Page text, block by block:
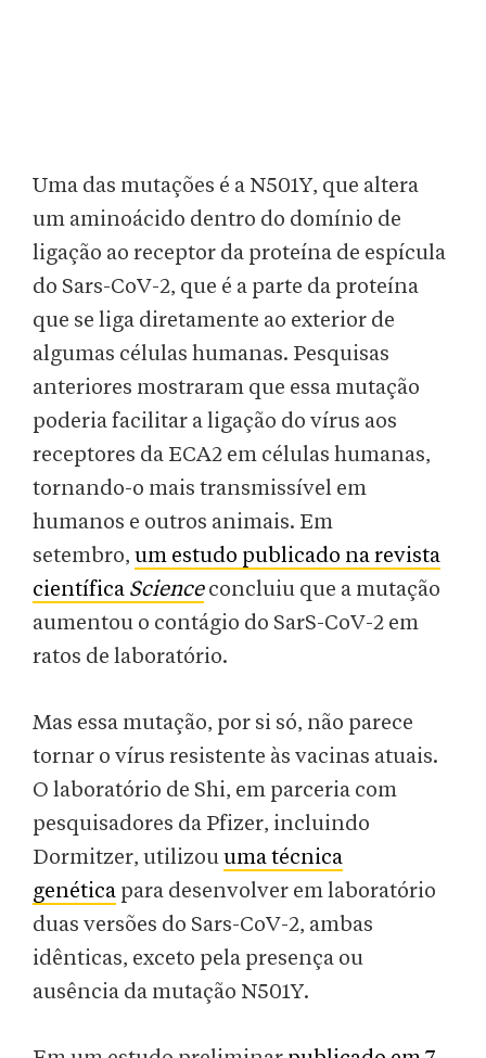
Uma das mutações é a N501Y, que altera
um aminoácido dentro do domínio de
ligação ao receptor da proteína de espícula
do Sars-CoV-2, que é a parte da proteína
que se liga diretamente ao exterior de
algumas células humanas. Pesquisas
anteriores mostraram que essa mutação
poderia facilitar a ligação do vírus aos
receptores da ECA2 em células humanas,
tornando-o mais transmissível em
humanos e outros animais. Em
setembro, um estudo publicado na revista
científica Scienceconcluiu que a mutação
aumentou o contágio do SarS-CoV-2 em
ratos de laboratório.
Mas essa mutação, por si só, não parece
tornar o vírus resistente às vacinas atuais.
O laboratório de Shi, em parceria com
pesquisadores da Pfizer, incluindo
Dormitzer, utilizouuma técnica
genética para desenvolver em laboratório
duas versões do Sars-CoV-2, ambas
idênticas, exceto pela presença ou
ausência da mutação N501Y.